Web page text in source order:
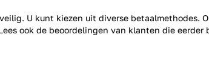
U kunt kiezen uit diverse betaalmethodes.
ook de beoordelingen van klanten die eerder